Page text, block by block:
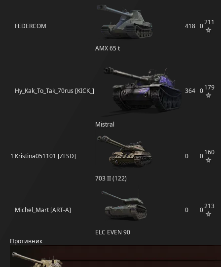
FEDERCOM
AMX 65 t
418 0211
Hy_Kak_To_Tak_70rus [KICK_]
Mistral
364 0179
1 Kristina051101 [ZFSD]
703 II (122)
0 0160
Michel_Mart [ART-A]
ELC EVEN 90
0 0213
Противник